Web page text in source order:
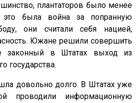
плантаторов было менее
это была война за попранную
они считали себя нацией,
Южане решили совершить
законный в Штатах выход из
государства.
довольно долго. В Штатах уже
проводили информационную